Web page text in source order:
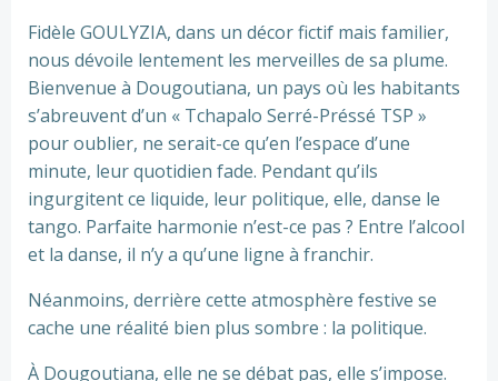
‎Fidèle GOULYZIA, dans un décor fictif mais familier,
nous dévoile lentement les merveilles de sa plume.
Bienvenue à Dougoutiana, un pays où les habitants
s’abreuvent d’un « Tchapalo Serré-Préssé TSP »
pour oublier, ne serait-ce qu’en l’espace d’une
minute, leur quotidien fade. Pendant qu’ils
ingurgitent ce liquide, leur politique, elle, danse le
tango. Parfaite harmonie n’est-ce pas ? Entre l’alcool
et la danse, il n’y a qu’une ligne à franchir.
Néanmoins, derrière cette atmosphère festive se
cache une réalité bien plus sombre : la politique.
À Dougoutiana, elle ne se débat pas, elle s’impose.